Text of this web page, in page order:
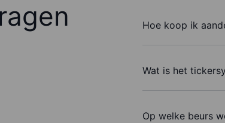
Hoe koop ik
Wat is het
Op welke beurs